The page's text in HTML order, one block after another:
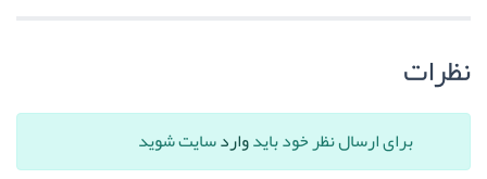
نظرات
برای ارسال نظر خود بایدواردسایت شوید